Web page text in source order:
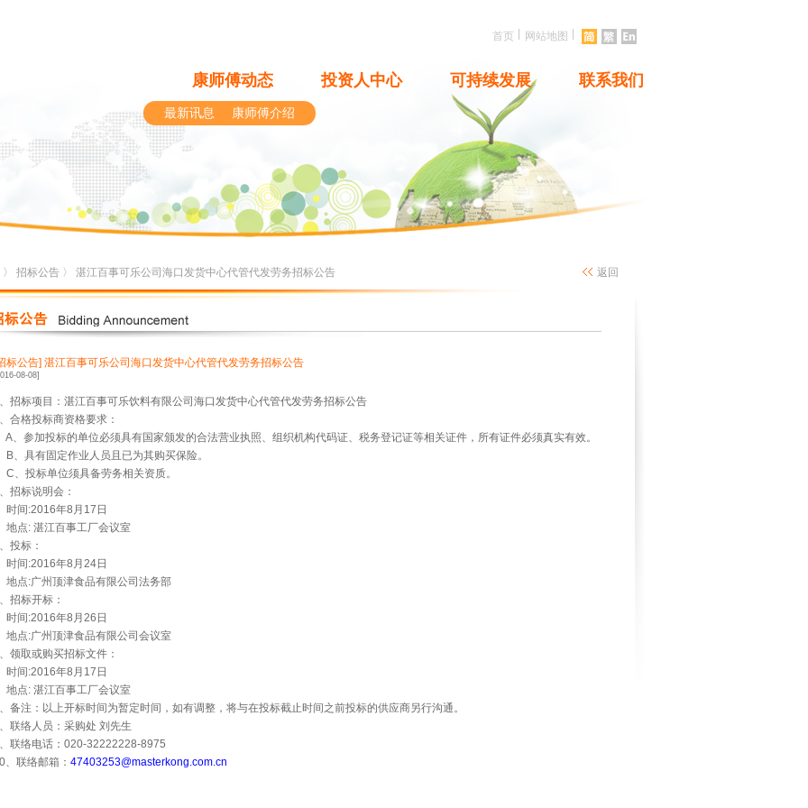
首页 网站地图
康师傅动态 投资人中心 可持续发展 联系我们
最新讯息 康师傅介绍
〉 招标公告 〉 湛江百事可乐公司海口发货中心代管代发劳务招标公告 返回
标公告] 湛江百事可乐公司海口发货中心代管代发劳务招标公告
08-08]
、招标项目：湛江百事可乐饮料有限公司海口发货中心代管代发劳务招标公告
、合格投标商资格要求：
A、参加投标的单位必须具有国家颁发的合法营业执照、组织机构代码证、税务登记证等相关证件，所有证件必须真实有效。
B、具有固定作业人员且已为其购买保险。
C、投标单位须具备劳务相关资质。
、招标说明会：
时间 :2016年8 月 17 日
地点: 湛江百事工厂会议室
、投标：
时间 :2016年8 月 24日
地点:广州顶津食品有限公司法务部
、招标开标：
时间 :2016年8 月 26 日
地点:广州顶津食品有限公司会议室
、领取或购买招标文件：
时间 :2016年8 月 17 日
地点: 湛江百事工厂会议室
、备注：以上开标时间为暂定时间，如有调整，将与在投标截止时间之前投标的供应商另行沟通。
、联络人员：采购处 刘先生
、联络电话： 020-32222228-8975
、联络邮箱： 47403253@masterkong.com.cn